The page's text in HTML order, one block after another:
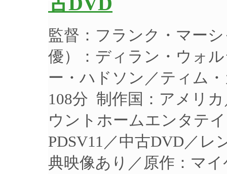
監督：フランク・マー
優）：ディラン・ウォ
ー・ハドソン／ティム
108分 制作国：アメリ
ウントホームエンタテ
PDSV11／中古DVD／
典映像あり／原作：マ